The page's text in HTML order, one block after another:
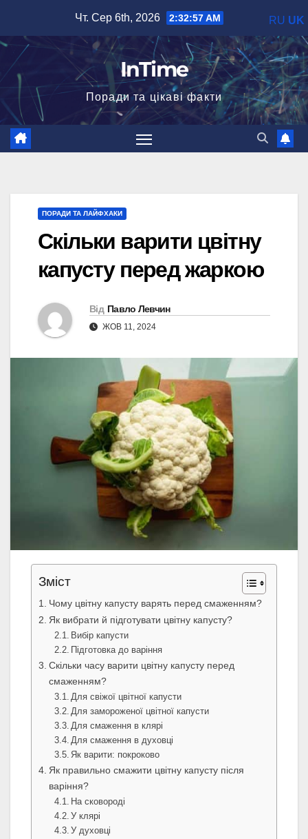
вмісту
Чт. Сер 6th, 2026 2:32:58 AM
InTime
Поради та цікаві факти
ПОРАДИ ТА ЛАЙФХАКИ
Скільки варити цвітну
капусту перед жаркою
Від Павло Левчин
ЖОВ 11, 2024
Зміст
Чому цвітну капусту варять перед смаженням?
Як вибрати й підготувати цвітну капусту?
Вибір капусти
Підготовка до варіння
Скільки часу варити цвітну капусту перед
смаженням?
Для свіжої цвітної капусти
Для замороженої цвітної капусти
Для смаження в клярі
Для смаження в духовці
Як варити: покроково
Як правильно смажити цвітну капусту після
варіння?
На сковороді
У клярі
У духовці
RU UK